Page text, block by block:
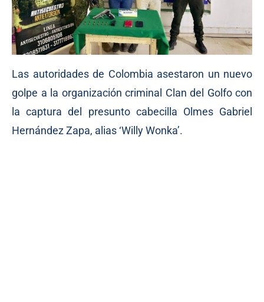
Las autoridades de Colombia asestaron un nuevo
golpe a la organización criminal Clan del Golfo con
la captura del presunto cabecilla Olmes Gabriel
Hernández Zapa, alias ‘Willy Wonka’.